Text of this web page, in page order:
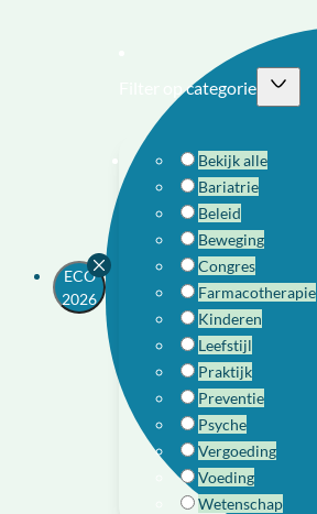
ECO
2026
Filter op categorie
Bekijk alle
Bariatrie
Beleid
Beweging
Congres
Farmacotherapie
Kinderen
Leefstijl
Praktijk
Preventie
Psyche
Vergoeding
Voeding
Wetenschap